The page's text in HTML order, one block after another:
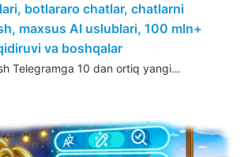
botlararo chatlar, chatlarni
maxsus AI uslublari, 100 mln+
va boshqalar
Telegramga 10 dan ortiq yangi…